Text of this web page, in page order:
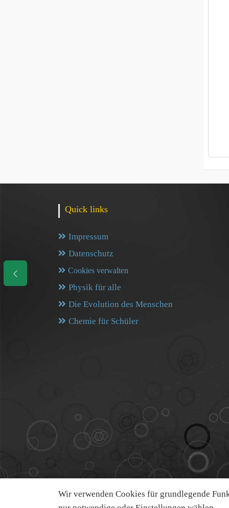
Wir verwenden Cookies für grundlegende
Quick links
Impressum
Datenschutz
Cookies verwalten
Physik für alle
Die Evolution des Menschen
Chemie für Schüler